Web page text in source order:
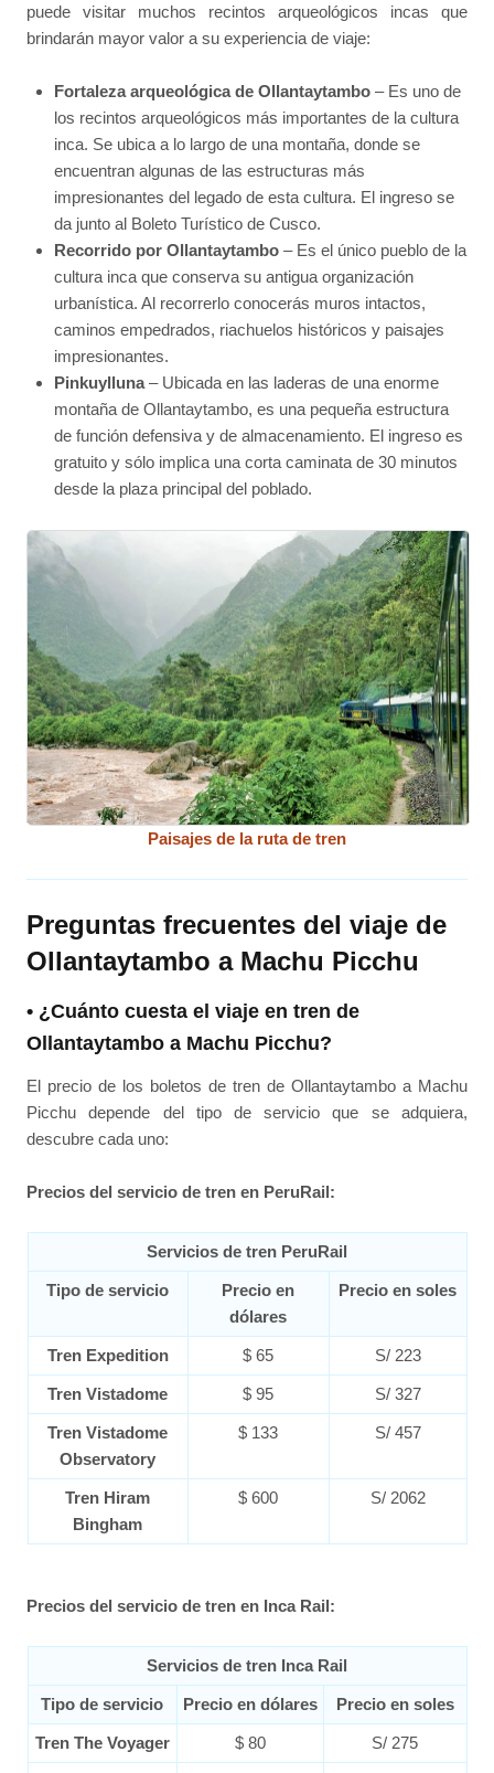
puede visitar muchos recintos arqueológicos incas que
brindarán mayor valor a su experiencia de viaje:
Fortaleza arqueológica de Ollantaytambo– Es uno de
los recintos arqueológicos más importantes de la cultura
inca. Se ubica a lo largo de una montaña, donde se
encuentran algunas de las estructuras más
impresionantes del legado de esta cultura. El ingreso se
da junto al Boleto Turístico de Cusco.
Recorrido por Ollantaytambo– Es el único pueblo de la
cultura inca que conserva su antigua organización
urbanística. Al recorrerlo conocerás muros intactos,
caminos empedrados, riachuelos históricos y paisajes
impresionantes.
Pinkuylluna– Ubicada en las laderas de una enorme
montaña de Ollantaytambo, es una pequeña estructura
de función defensiva y de almacenamiento. El ingreso es
gratuito y sólo implica una corta caminata de 30 minutos
desde la plaza principal del poblado.
Paisajes de la ruta de tren
Preguntas frecuentes del viaje de
Ollantaytambo a Machu Picchu
• ¿Cuánto cuesta el viaje en tren de
Ollantaytambo a Machu Picchu?
El precio de los boletos de tren de Ollantaytambo a Machu
Picchu depende del tipo de servicio que se adquiera,
descubre cada uno:
Precios del servicio de tren en PeruRail:
Servicios de tren PeruRail
Tipo de servicio
Precio en
dólares
Precio en soles
Tren Expedition $ 65 S/ 223
Tren Vistadome $ 95 S/ 327
Tren Vistadome
Observatory
$ 133 S/ 457
Tren Hiram
Bingham
$ 600 S/ 2062
Precios del servicio de tren en Inca Rail:
Servicios de tren Inca Rail
Tipo de servicio Precio en dólares Precio en soles
Tren The Voyager $ 80 S/ 275